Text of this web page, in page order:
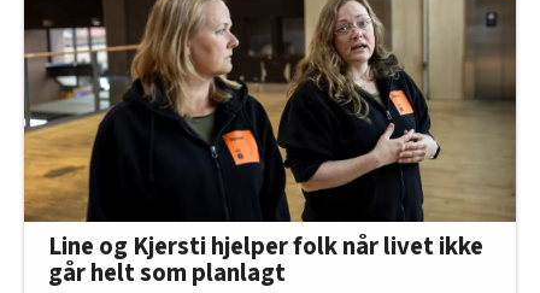
Line og Kjersti hjelper folk når livet ikke
går helt som planlagt